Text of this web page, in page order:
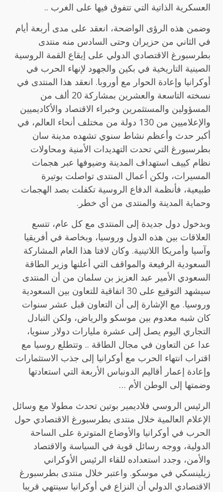
العسكرية الذاتية التي تتفوق فيها على الغرب ..
وضمن هذه الرؤى الواضحة، انعقد على مدى أربعة أيام
في الثاني من حزيران وحتى السادس منه منتدى
بطرسبورغ الاقتصادي الدولي على إيقاع القمة الروسية
الصينية التاريخية في بكين والجهود لإنهاء الحرب في
أوكرانيا وإعادة الحوار مع أوروبا. انعقد هذا المنتدى في
نسخته التاسعة والعشرين بمشاركة 20 ألف من
المسؤولين والمستثمرين وخبراء الاقتصاد والأكاديميين
والإعلاميين من 130 دولة من مختلف أنحاء العالم، في
أكبر حدث وأعظم نشاط سنوي تشهده مدينة سان
بطرسبورغ التي تحدت التهديدات الأمنية ومحاولات
نظام كييف استهداف المدينة وضيوفها عبر هجمات
المسيرات، ولكن أعمال المنتدى تواصلت بوتيرة
طبيعية، فأنظمة الدفاع الروسية تكفلت بصد الهجمات
وحماية المدينة والمنتدى من أي خطر.
وبدخول دول جديدة إلى المنتدى مع كل عام، تتسع
العلاقات بين هذه الدول وروسيا، وبخاصة في أفريقيا
وآسيا وأمريكا اللاتينية. وكان لافتا هذا العام المشاركة
السعودية الرفيعة والمواقف التي أعلنها وزير الطاقة
السعودي الأمير عبد العزيز بن سلمان من أن المنتدى
سيشهد التوقيع على 30 اتفاقية للتعاون بين السعودية
وروسيا. مع الإشارة إلى أن التعاون قبل عشر سنوات
كان شبه معدوم بين موسكو والرياض، ولكن التبادل
التجاري اليوم يصل إلى عشرة مليارات دولار سنويا،
عدا عن التعاون في مجال الطاقة .. وتتطلع روسيا مع
اقتراب انتهاء الحرب مع أوكرانيا إلى جذب الاستثمارات
وإعادة إعمار أقاليم الدونباس الأربعة التي استعادتها
وضمتها إلى الوطن الأم …
الرئيس الروسي فلاديمير بوتين تحدث مطولا مع وسائل
الإعلام العالمية خلال منتدى بطرسبورغ الاقتصادي حول
الحرب في أوكرانيا والأوضاع المتوترة على الساحة
الدولية، ووجه رسائل قوية في السياسة والاقتصاد
والأمن، وجدد استعداده للقاء الرئيس الأوكراني
زيلينسكي في موسكو. واعتبر خلال منتدى بطرسبورغ
الاقتصادي الدولي أن النزاع في أوكرانيا سينتهي قريبا